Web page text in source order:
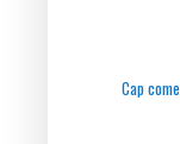
Cap